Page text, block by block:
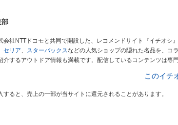
部
社NTTドコモと共同で開設した、レコメンドサイト『イチオシ』
セリア、 スターバックスなどの人気ショップの隠れた名品を、コ
介するアウトドア情報も満載です。配信しているコンテンツは専
このイチ
ると、売上の一部が当サイトに還元されることがあります。